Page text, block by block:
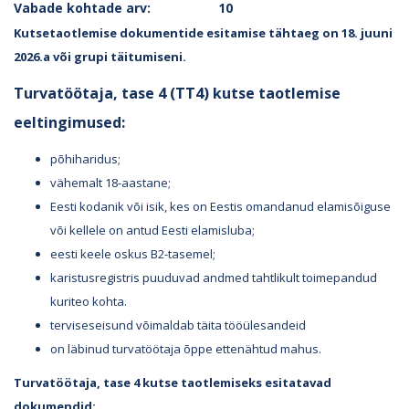
Vabade kohtade arv: 10
Kutsetaotlemise dokumentide esitamise tähtaeg on 18. juuni
2026.a või grupi täitumiseni.
Turvatöötaja, tase 4 (TT4) kutse taotlemise
eeltingimused:
põhiharidus;
vähemalt 18-aastane;
Eesti kodanik või isik, kes on Eestis omandanud elamisõiguse
või kellele on antud Eesti elamisluba;
eesti keele oskus B2-tasemel;
karistusregistris puuduvad andmed tahtlikult toimepandud
kuriteo kohta.
terviseseisund võimaldab täita tööülesandeid
on läbinud turvatöötaja õppe ettenähtud mahus.
Turvatöötaja, tase 4 kutse taotlemiseks esitatavad